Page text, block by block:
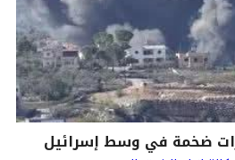
ضخمة في وسط إسرائيل